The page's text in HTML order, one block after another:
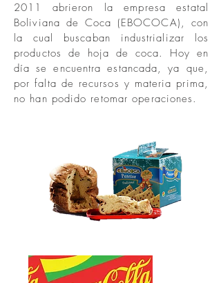
2011 abrieron la empresa estatal
Boliviana de Coca (EBOCOCA), con
la cual buscaban industrializar los
productos de hoja de coca. Hoy en
día se encuentra estancada, ya que,
por falta de recursos y materia prima,
no han podido retomar operaciones.